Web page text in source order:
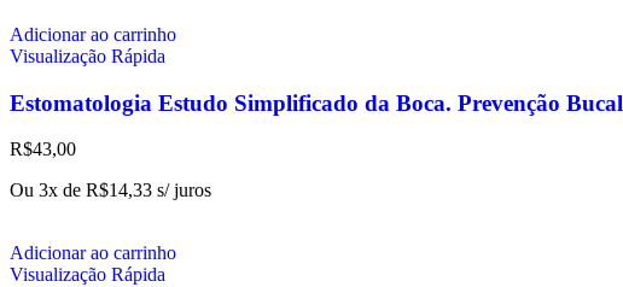
Adicionar ao carrinho
Visualização Rápida
Estomatologia Estudo Simplificado da Boca. Prevenção Bucal
R$43,00
Ou 3x de R$14,33 s/ juros
Adicionar ao carrinho
Visualização Rápida